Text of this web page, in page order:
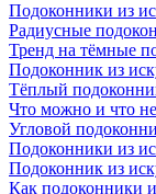
Подоконники из
Радиусные
Тренд на тёмные
Подоконник из
Тёплый
Что можно и что
Угловой
Подоконники из
Подоконник из
Как подоконники